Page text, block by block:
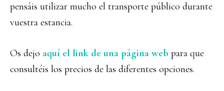
pensáis utilizar mucho el transporte público durante
vuestra estancia.
Os dejo aquí el link de una página web para que
consultéis los precios de las diferentes opciones.